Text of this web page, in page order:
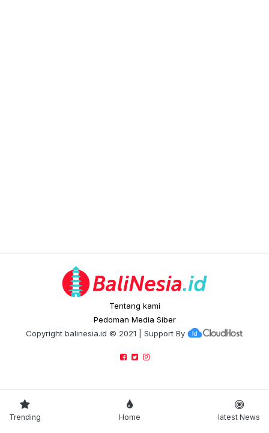
Tentang kami
Pedoman Media Siber
Copyright balinesia.id © 2021 | Support By
Trending Home latest News